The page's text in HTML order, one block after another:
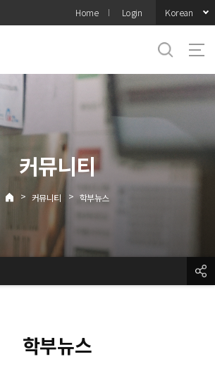
Home Login Korean
커뮤니티
> 커뮤니티 > 학부뉴스
학부뉴스